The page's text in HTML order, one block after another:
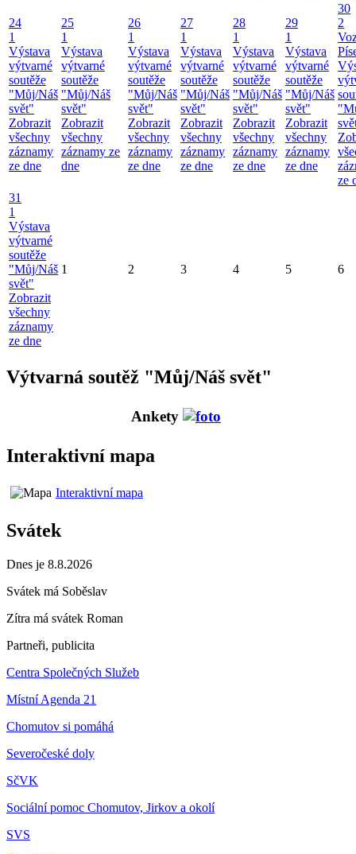
24
1
Výstava
výtvarné
soutěže
"Můj/Náš
svět"
Zobrazit
všechny
záznamy
ze dne
25
1
Výstava
výtvarné
soutěže
"Můj/Náš
svět"
Zobrazit
všechny
záznamy ze
dne
26
1
Výstava
výtvarné
soutěže
"Můj/Náš
svět"
Zobrazit
všechny
záznamy
ze dne
27
1
Výstava
výtvarné
soutěže
"Můj/Náš
svět"
Zobrazit
všechny
záznamy
ze dne
28
1
Výstava
výtvarné
soutěže
"Můj/Náš
svět"
Zobrazit
všechny
záznamy
ze dne
29
1
Výstava
výtvarné
soutěže
"Můj/Náš
svět"
Zobrazit
všechny
záznamy
ze dne
30
2
ze
31
1
Výstava
výtvarné
soutěže
"Můj/Náš
svět"
Zobrazit
všechny
záznamy
ze dne
1 2 3 4 5 6
Výtvarná soutěž "Můj/Náš svět"
Ankety
Interaktivní mapa
Interaktivní mapa
Svátek
Dnes je 8.8.2026
Svátek má Soběslav
Zítra má svátek Roman
Partneři, publicita
Centra Společných Služeb
Místní Agenda 21
Chomutov si pomáhá
Severočeské doly
SčVK
Sociální pomoc Chomutov, Jirkov a okolí
SVS